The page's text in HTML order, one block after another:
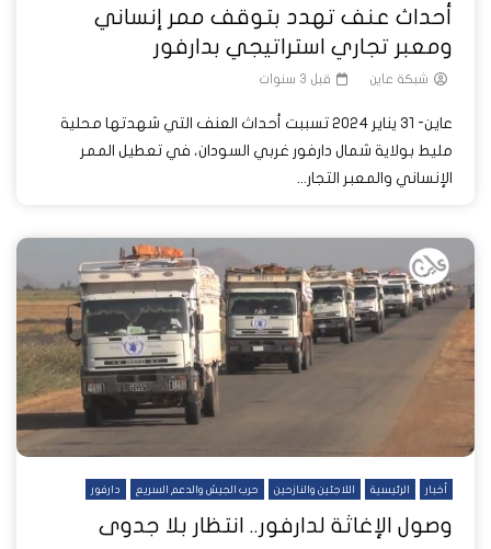
أحداث عنف تهدد بتوقف ممر إنساني
ومعبر تجاري استراتيجي بدارفور
شبكة عاين قبل 3 سنوات
عاين- 31 يناير 2024 تسببت أحداث العنف التي شهدتها محلية
مليط بولاية شمال دارفور غربي السودان، في تعطيل الممر
الإنساني والمعبر التجار...
أخبار الرئيسية اللاجئين والنازحين حرب الجيش والدعم السريع دارفور
وصول الإغاثة لدارفور.. انتظار بلا جدوى